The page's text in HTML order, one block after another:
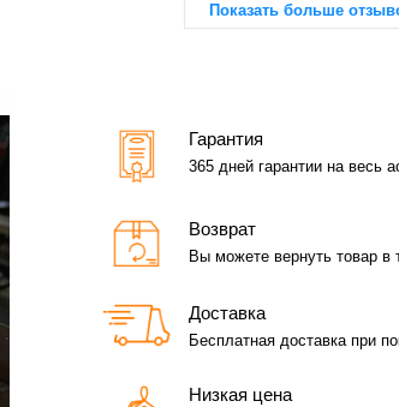
Показать больше
Гарантия
365 дней гарантии на весь
Возврат
Вы можете вернуть товар в
Доставка
Бесплатная доставка при
Низкая цена